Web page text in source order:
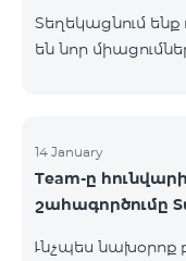
մարմինների
իրականացվում
ցանկը ըստ
Տեղեկացնում ենք
են նոր
14 January
Team-ը
շահագործումը
Ւնչպես